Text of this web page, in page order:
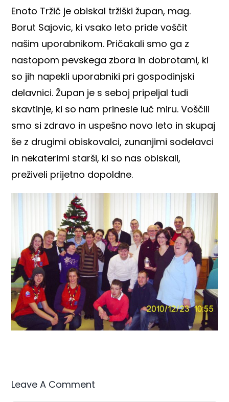
Enoto Tržič je obiskal tržiški župan, mag.
Borut Sajovic, ki vsako leto pride voščit
našim uporabnikom. Pričakali smo ga z
nastopom pevskega zbora in dobrotami, ki
so jih napekli uporabniki pri gospodinjski
delavnici. Župan je s seboj pripeljal tudi
skavtinje, ki so nam prinesle luč miru. Voščili
smo si zdravo in uspešno novo leto in skupaj
še z drugimi obiskovalci, zunanjimi sodelavci
in nekaterimi starši, ki so nas obiskali,
preživeli prijetno dopoldne.
Leave A Comment